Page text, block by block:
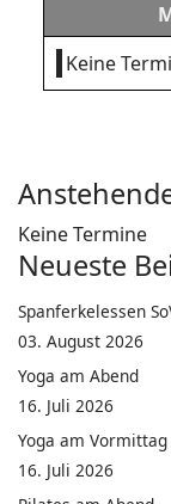
Keine
Keine Termine
Neueste
Spanferkelessen
03. August 2026
Yoga am Abend
16. Juli 2026
Yoga am Vormittag
16. Juli 2026